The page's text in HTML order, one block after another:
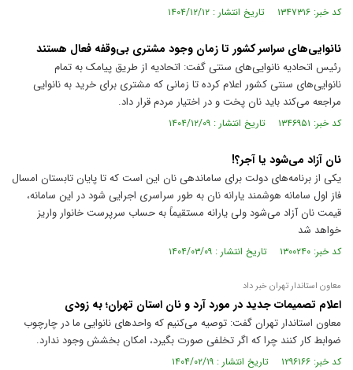
کد خبر: ۱۳۴۷۳۱۶ تاریخ انتشار : ۱۴۰۴/۱۲/۱۲
نانوایی‌های سراسر کشور تا زمان وجود مشتری بی‌وقفه فعال هستند
رئیس اتحادیه نانوایی‌های سنتی گفت: اتحادیه از طریق پیامک به تمام
نانوایی‌های سنتی کشور اعلام کرده تا زمانی که مشتری برای خرید به نانوایی
مراجعه می‌کند باید نان پخت و در اختیار مردم قرار داد.
کد خبر: ۱۳۴۶۹۵۱ تاریخ انتشار : ۱۴۰۴/۱۲/۰۹
نان آزاد می‌شود یا آجر؟!
یکی از برنامه‌های دولت برای ساماندهی نان این است که تا پایان تابستان امسال
فاز اول سامانه هوشمند یارانه نان به طور سراسری اجرایی شود در این سامانه،
قیمت نان آزاد می‌شود ولی یارانه مستقیماً به حساب سرپرست خانوار واریز
خواهد شد
کد خبر: ۱۳۰۰۲۴۰ تاریخ انتشار : ۱۴۰۴/۰۳/۰۹
معاون استاندار تهران خبر داد
اعلام تصمیمات جدید در مورد آرد و نان استان تهران؛ به زودی
معاون استاندار تهران گفت: توصیه می‌کنیم که واحد‌های نانوایی ما در چارچوب
ضوابط کار کنند چرا که اگر تخلفی صورت بگیرد، امکان بخشش وجود ندارد.
کد خبر: ۱۲۹۶۱۶۶ تاریخ انتشار : ۱۴۰۴/۰۲/۱۹